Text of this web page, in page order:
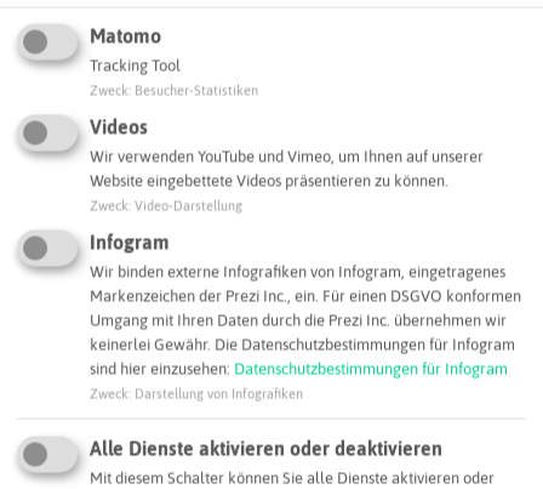
Adresse:
VESTOLIT GmbH
Paul-Baumann-Straße 1
45772 Marl
info.vinyl.eu@mexichem.com
Webseite
Matomo
Tracking Tool
Zweck Besucher-Statistiken
Videos
Wir verwenden YouTube und Vimeo, um Ihnen auf unserer
Website eingebettete Videos präsentieren zu können.
Zweck Video-Darstellung
Infogram
Wir binden externe Infografiken von Infogram, eingetragenes
Markenzeichen der Prezi Inc., ein. Für einen DSGVO konformen
Umgang mit Ihren Daten durch die Prezi Inc. übernehmen wir
keinerlei Gewähr. Die Datenschutzbestimmungen für Infogram
sind hier einzusehen: Datenschutzbestimmungen für Infogram
Zweck Darstellung von Infografiken
Alle Dienste aktivieren oder deaktivieren
Mit diesem Schalter können Sie alle Dienste aktivieren oder